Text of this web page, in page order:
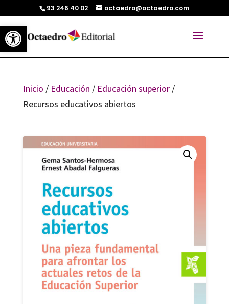
Abrir barra de herramientas
93 246 40 02 octaedro@octaedro.com
Inicio / Educación / Educación superior/
Recursos educativos abiertos